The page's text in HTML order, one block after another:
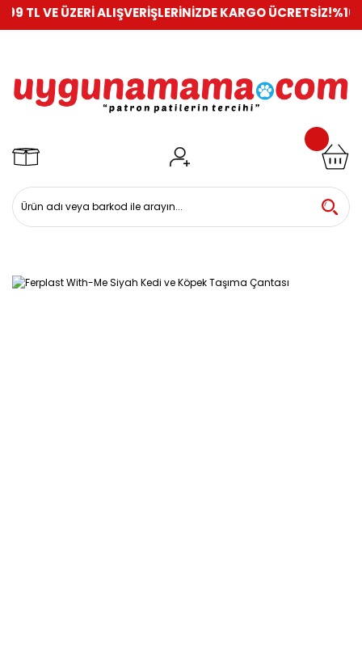
ÜZERİ ALIŞVERİŞLERİNİZDE KARGO ÜCRETSİZ!%100